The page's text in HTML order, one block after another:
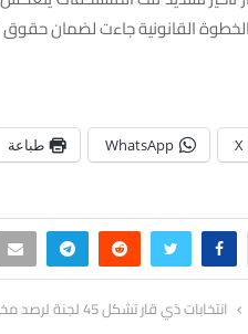
القانونية جاءت لضمان حقوق
X
WhatsApp طباعة
انتخابات ذي قار تشكل 45 لجنة لرصد مخالفات الحملات الانتخابية وتحذر من العقوبات